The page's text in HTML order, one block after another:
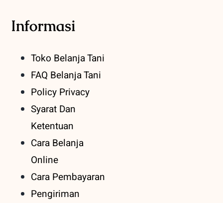
Informasi
Toko Belanja Tani
FAQ Belanja Tani
Policy Privacy
Syarat Dan
Ketentuan
Cara Belanja
Online
Cara Pembayaran
Pengiriman